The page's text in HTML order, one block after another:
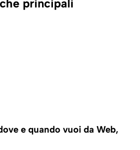
principali
e quando vuoi da Web,